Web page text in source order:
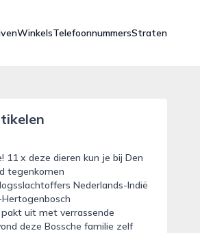
WinkelsTelefoonnummersStraten
11 x deze dieren kun je bij Den
tegenkomen
Nederlands-Indië
Hertogenbosch
uit met verrassende
deze Bossche familie zelf